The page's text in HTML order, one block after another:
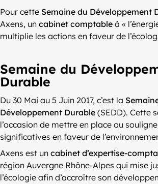
Pour cette Semaine du Développement
Axens, un cabinet comptable à «
multiplie les actions en faveur de
Semaine du
Durable
Du 30 Mai au 5 Juin 2017, c’est la
Développement Durable (SEDD). Cette
l’occasion de mettre en place ou
significatives en faveur de
Axens est un cabinet d’expertise-
région Auvergne Rhône-Alpes qui mise
l’écologie afin d’accroître son